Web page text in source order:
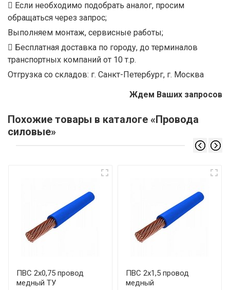
Если необходимо подобрать аналог, просим
обращаться через запрос;
Выполняем монтаж, сервисные работы;
Бесплатная доставка по городу, до терминалов
транспортных компаний от 10 т.р.
Отгрузка со складов: г. Санкт-Петербург, г. Москва
Ждем Ваших запросов
Похожие товары в каталоге «Провода
силовые»
ПВС 2х0,75 провод
медный ТУ
ПВС 2х1,5 провод
медный